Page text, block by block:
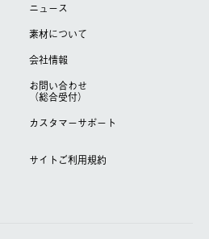
ニュース
素材について
会社情報
お問い合わせ
（総合受付）
カスタマーサポート
サイトご利用規約